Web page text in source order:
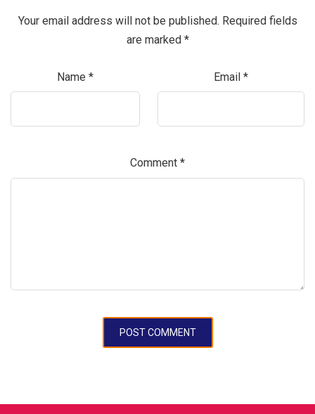
Your email address will not be published. Required fields
are marked *
Name * Email *
Comment *